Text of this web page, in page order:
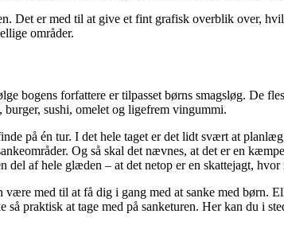
Det er med til at give et fint grafisk overblik over,
områder.
bogens forfattere er tilpasset børns smagsløg. De
burger, sushi, omelet og ligefrem vingummi.
på én tur. I det hele taget er det lidt svært at
Og så skal det nævnes, at det er en
af hele glæden – at det netop er en skattejagt,
med til at få dig i gang med at sanke med børn.
praktisk at tage med på sanketuren. Her kan du i